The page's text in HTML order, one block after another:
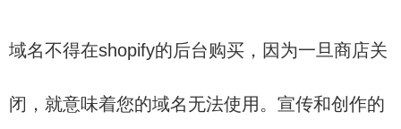
域名不得在shopify的后台购买，因为一旦商店关
闭，就意味着您的域名无法使用。宣传和创作的